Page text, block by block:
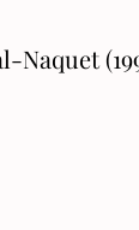
Naquet